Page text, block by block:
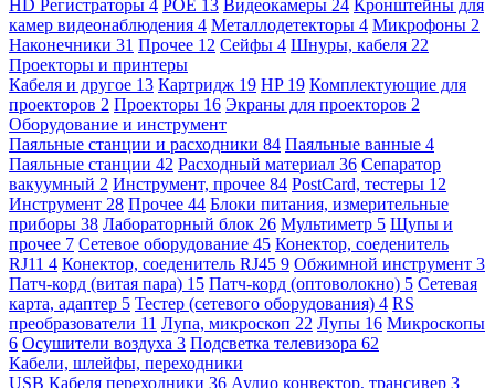
HD Регистраторы 4 POE 13 Видеокамеры 24 Кронштейны для
камер видеонаблюдения 4 Металлодетекторы 4 Микрофоны 2
Наконечники 31 Прочее 12 Сейфы 4 Шнуры, кабеля 22
Проекторы и принтеры
Кабеля и другое 13 Картридж 19 HP 19 Комплектующие для
проекторов 2 Проекторы 16 Экраны для проекторов 2
Оборудование и инструмент
Паяльные станции и расходники 84 Паяльные ванные 4
Паяльные станции 42 Расходный материал 36 Сепаратор
вакуумный 2 Инструмент, прочее 84 PostCard, тестеры 12
Инструмент 28 Прочее 44 Блоки питания, измерительные
приборы 38 Лабораторный блок 26 Мультиметр 5 Щупы и
прочее 7 Сетевое оборудование 45 Конектор, соеденитель
RJ11 4 Конектор, соеденитель RJ45 9 Обжимной инструмент 3
Патч-корд (витая пара) 15 Патч-корд (оптоволокно) 5 Сетевая
карта, адаптер 5 Тестер (сетевого оборудования) 4 RS
преобразователи 11 Лупа, микроскоп 22 Лупы 16 Микроскопы
6 Осушители воздуха 3 Подсветка телевизора 62
Кабели, шлейфы, переходники
USB Кабеля переходники 36 Аудио конвектор, трансивер 3